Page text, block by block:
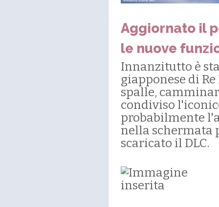
Aggiornato il
le nuove
Innanzitutto è
giapponese di
spalle,
condiviso
probabilmente
nella schermata
scaricato il DLC.